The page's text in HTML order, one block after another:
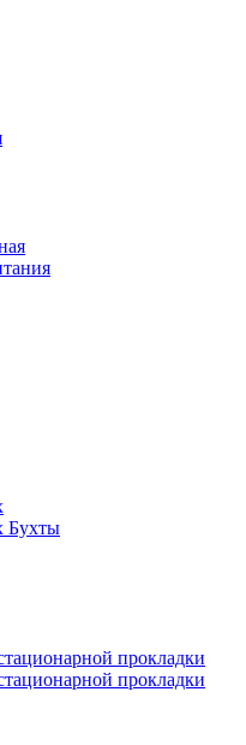
Бухты
прокладки
прокладки